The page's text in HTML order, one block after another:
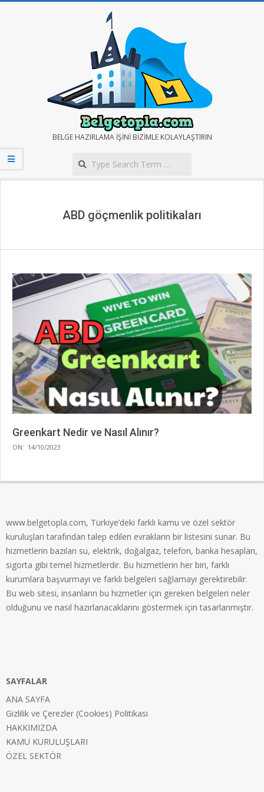
BELGE
TOPLA
BELGE HAZIRLAMA IŞINI BIZIMLE KOLAYLAŞTIRIN
ABD göçmenlik politikaları
Greenkart Nedir ve Nasıl Alınır?
2023-
ON: 14/10/2023
www.belgetopla.com, Türkiye’deki farklı kamu ve özel sektör
kuruluşları tarafından talep edilen evrakların bir listesini sunar. Bu
hizmetlerin bazıları su, elektrik, doğalgaz, telefon, banka hesapları,
sigorta gibi temel hizmetlerdir. Bu hizmetlerin her biri, farklı
kurumlara başvurmayı ve farklı belgeleri sağlamayı gerektirebilir.
Bu web sitesi, insanların bu hizmetler için gereken belgeleri neler
olduğunu ve nasıl hazırlanacaklarını göstermek için tasarlanmıştır.
SAYFALAR
ANA SAYFA
Gizlilik ve Çerezler (Cookies) Politikası
HAKKIMIZDA
KAMU KURULUŞLARI
ÖZEL SEKTÖR